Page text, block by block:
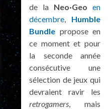
de la Neo·Geo en
décembre, Humble
Bundle propose en
ce moment et pour
la seconde année
consécutive une
sélection de jeux qui
devraient ravir les
retrogamers, mais